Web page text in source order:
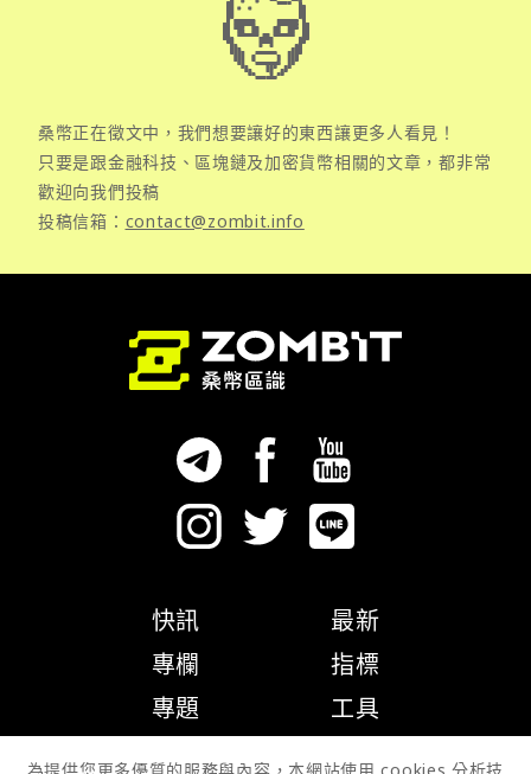
桑幣正在徵文中，我們想要讓好的東西讓更多人看見！
只要是跟金融科技、區塊鏈及加密貨幣相關的文章，都非常
歡迎向我們投稿
投稿信箱： contact@zombit.info
快訊
專欄
專題
最新
指標
工具